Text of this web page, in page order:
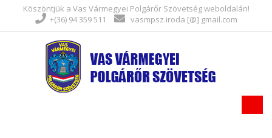
Köszöntjük a Vas Vármegyei Polgárőr Szövetség weboldalán!
+(36) 94 359 511
vasmpsz.iroda [@] gmail.com